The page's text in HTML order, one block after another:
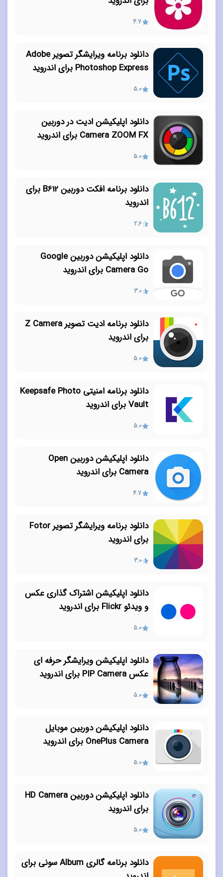
4.7
دانلود برنامه ویرایشگر تصویر Adobe
Photoshop Express برای اندروید
5.0
دانلود اپلیکیشن ادیت در دوربین
Camera ZOOM FX برای اندروید
5.0
دانلود برنامه افکت دوربین B612 برای
اندروید
2.6
دانلود اپلیکیشن دوربین Google
Camera Go برای اندروید
3.0
دانلود برنامه ادیت تصویر Z Camera
برای اندروید
5.0
دانلود برنامه امنیتی Keepsafe Photo
Vault برای اندروید
5.0
دانلود اپلیکیشن دوربین Open
Camera برای اندروید
4.7
دانلود برنامه ویرایشگر تصویر Fotor
برای اندروید
3.0
دانلود اپلیکیشن اشتراک گذاری عکس
و ویدئو Flickr برای اندروید
5.0
دانلود اپلیکیشن ویرایشگر حرفه ای
عکس PIP Camera برای اندروید
5.0
دانلود اپلیکیشن دوربین موبایل
OnePlus Camera برای اندروید
5.0
دانلود اپلیکیشن دوربین HD Camera
برای اندروید
5.0
دانلود برنامه گالری Album سونی برای